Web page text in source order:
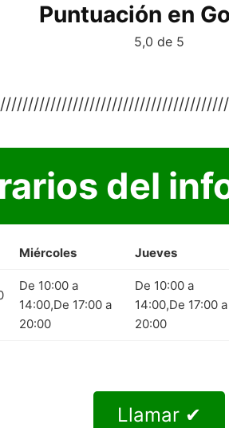
Puntuación en
5,0 de 5
del
Miércoles Jueves
De 10:00 a
14:00,De 17:00 a
20:00
De 10:00 a
14:00,De 17:00 a
20:00
Llamar ✔